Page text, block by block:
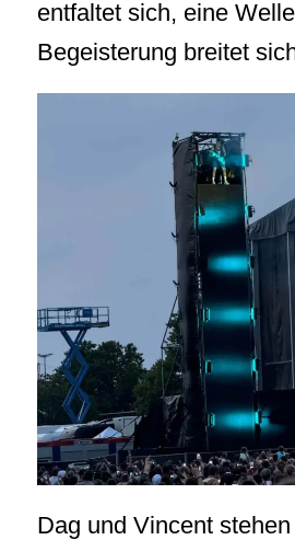
entfaltet sich, eine
Begeisterung breitet
Dag und Vincent